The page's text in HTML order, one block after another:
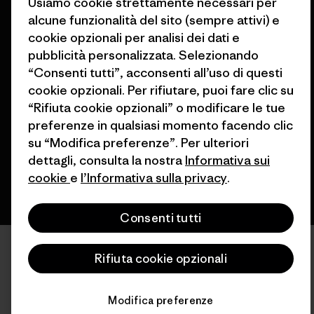
© 2026 Patagonia, Inc. All Rights Reserved.
italiano
alcune funzionalità del sito (sempre attivi) e
cookie opzionali per analisi dei dati e
pubblicità personalizzata. Selezionando
“Consenti tutti”, acconsenti all’uso di questi
cookie opzionali. Per rifiutare, puoi fare clic su
“Rifiuta cookie opzionali” o modificare le tue
preferenze in qualsiasi momento facendo clic
su “Modifica preferenze”. Per ulteriori
dettagli, consulta la nostra Informativa sui
cookie e l’Informativa sulla privacy.
Consenti tutti
Rifiuta cookie opzionali
Modifica preferenze